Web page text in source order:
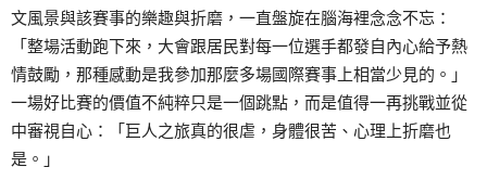
文風景與該賽事的樂趣與折磨，一直盤旋在腦海裡念念不忘：
「整場活動跑下來，大會跟居民對每一位選手都發自內心給予熱
情鼓勵，那種感動是我參加那麼多場國際賽事上相當少見的。」
一場好比賽的價值不純粹只是一個跳點，而是值得一再挑戰並從
中審視自心：「巨人之旅真的很虐，身體很苦、心理上折磨也
是。」